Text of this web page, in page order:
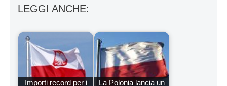
LEGGI ANCHE:
Importi record per i
La Polonia lancia un